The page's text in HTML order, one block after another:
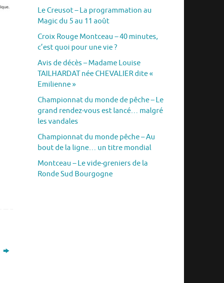
Le Creusot – La programmation au
Magic du 5 au 11 août
Croix Rouge Montceau – 40 minutes,
c’est quoi pour une vie ?
Avis de décès – Madame Louise
TAILHARDAT née CHEVALIER dite «
Emilienne »
Championnat du monde de pêche – Le
grand rendez-vous est lancé… malgré
les vandales
Championnat du monde pêche – Au
bout de la ligne… un titre mondial
Montceau – Le vide-greniers de la
Ronde Sud Bourgogne